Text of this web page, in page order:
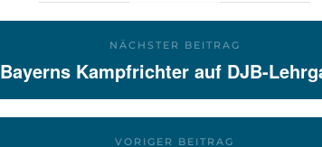
NÄCHSTER BEITRAG
Bayerns Kampfrichter auf DJB-
VORIGER BEITRAG